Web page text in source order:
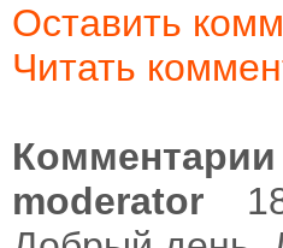
Оставить
Читать
Комментарии
moderator